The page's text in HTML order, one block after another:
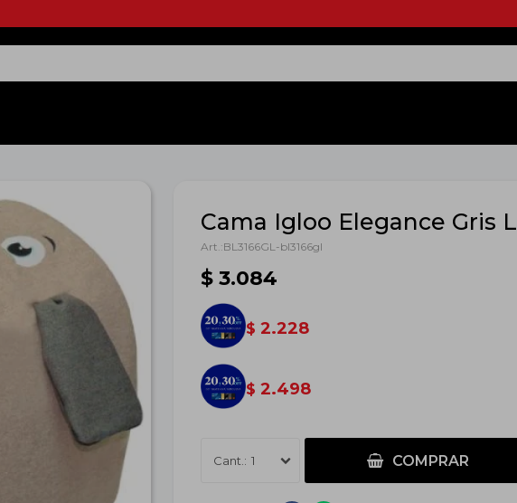
Cama Igloo Elegance Gris L
BL3166GL-bl3166gl
$ 3.084
$ 2.228
$ 2.498
1 COMPRAR